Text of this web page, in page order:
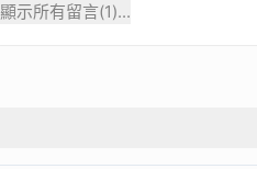
顯示所有留言(1)...